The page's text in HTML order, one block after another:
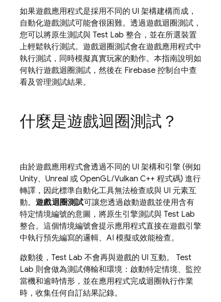
如果遊戲應用程式是採用不同的 UI 架構建構而成，
自動化遊戲測試可能會很困難。透過遊戲迴圈測試，
您可以將原生測試與 Test Lab 整合，並在所選裝置
上輕鬆執行測試。遊戲迴圈測試會在遊戲應用程式中
執行測試，同時模擬真實玩家的動作。本指南說明如
何執行遊戲迴圈測試，然後在 Firebase 控制台中查
看及管理測試結果。
什麼是遊戲迴圈測試？
由於遊戲應用程式會透過不同的 UI 架構和引擎 (例如
Unity、Unreal 或 OpenGL/Vulkan C++ 程式碼) 進行
轉譯，因此標準自動化工具無法檢查或與 UI 元素互
動。 遊戲迴圈測試可讓您透過啟動遊戲並使用含有
特定情境編號的意圖，將原生引擎測試與 Test Lab
整合。這個情境編號會提示應用程式直接在遊戲引擎
中執行預先編寫的邏輯、AI 模擬或效能檢查。
啟動後， Test Lab 不會再與遊戲的 UI 互動。 Test
Lab 則會做為測試傳輸和環境：啟動特定情境、監控
當機和逾時情形，並在應用程式完成迴圈執行作業
時，收集任何自訂結果記錄。